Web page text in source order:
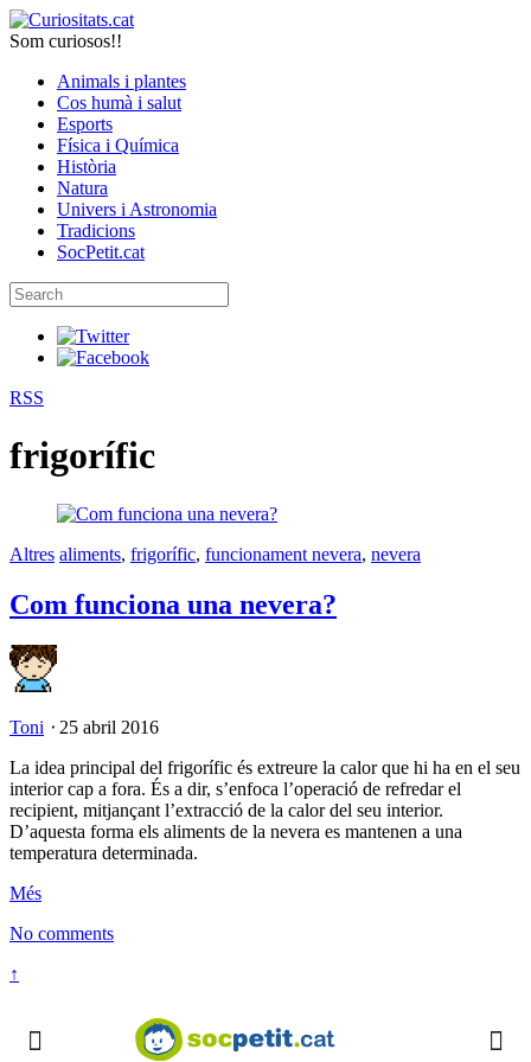
Som curiosos!!
Animals i plantes
Cos humà i salut
Esports
Física i Química
Història
Natura
Univers i Astronomia
Tradicions
SocPetit.cat
RSS
frigorífic
Altres aliments, frigorífic, funcionament nevera, nevera
Com funciona una nevera?
Toni ⋅ 25 abril 2016
La idea principal del frigorífic és extreure la calor que hi ha en el seu
interior cap a fora. És a dir, s’enfoca l’operació de refredar el
recipient, mitjançant l’extracció de la calor del seu interior.
D’aquesta forma els aliments de la nevera es mantenen a una
temperatura determinada.
Més
No comments
↑